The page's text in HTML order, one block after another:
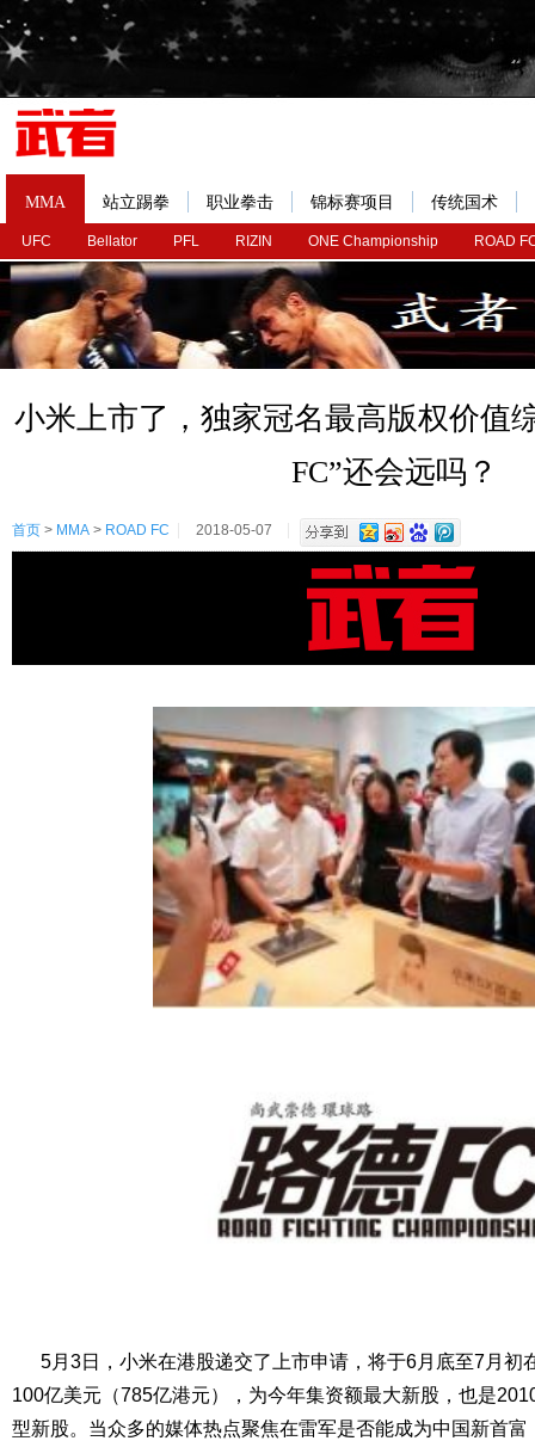
MMA
UFC Bellator PFL RIZIN ONE Championship ROAD
站立踢拳 职业拳击 锦标赛项目 传统国术
小米上市了，独家冠名最高版权价值
FC”还会远吗？
首页 > MMA > ROAD FC 2018-05-07
5月3日，小米在港股递交了上市申请，将于6月底至7月初
100亿美元（785亿港元），为今年集资额最大新股，也是
型新股。当众多的媒体热点聚焦在雷军是否能成为中国新首